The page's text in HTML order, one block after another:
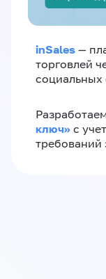
inSales —
торговлей
социальных
ключ»‎ с
требований